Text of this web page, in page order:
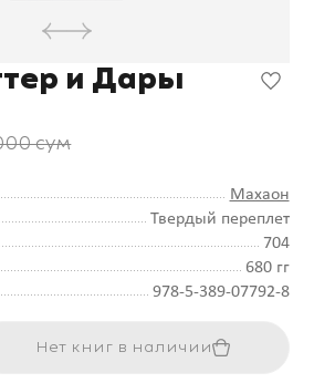
и Дары
сум
Махаон
Твердый переплет
704
680 гг
978-5-389-07792-8
Нет книг в наличии